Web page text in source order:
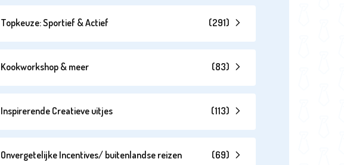
Topkeuze: Sportief & Actief (291)
Kookworkshop & meer (83)
Inspirerende Creatieve uitjes (113)
Onvergetelijke Incentives/ buitenlandse reizen (69)